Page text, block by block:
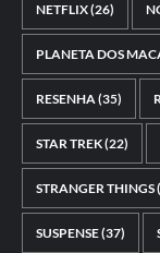
NETFLIX(26)
PLANETA DOS
RESENHA(35)
STAR TREK(22)
STRANGER THINGS
SUSPENSE(37)